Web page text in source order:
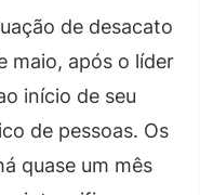
de desacato
maio, após o líder
início de seu
de pessoas. Os
quase um mês